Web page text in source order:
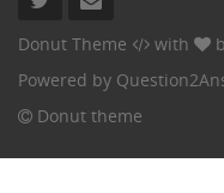
Donut Theme with
Powered by
Donut theme